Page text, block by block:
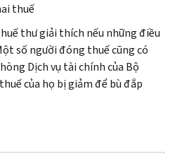
thuế
thư giải thích nếu những điều
số người đóng thuế cũng có
Dịch vụ tài chính của Bộ
của họ bị giảm để bù đắp